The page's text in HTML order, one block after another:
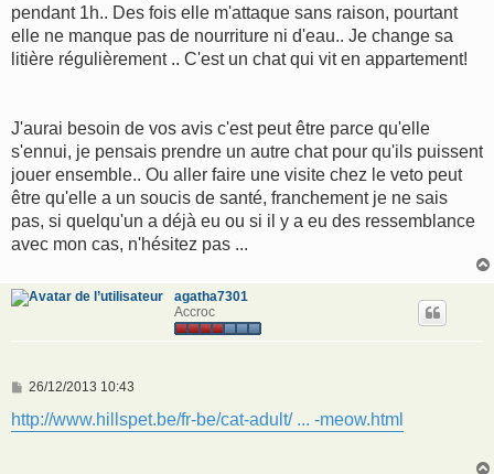
pendant 1h.. Des fois elle m'attaque sans raison, pourtant
elle ne manque pas de nourriture ni d'eau.. Je change sa
litière régulièrement .. C'est un chat qui vit en appartement!
J'aurai besoin de vos avis c'est peut être parce qu'elle
s'ennui, je pensais prendre un autre chat pour qu'ils puissent
jouer ensemble.. Ou aller faire une visite chez le veto peut
être qu'elle a un soucis de santé, franchement je ne sais
pas, si quelqu'un a déjà eu ou si il y a eu des ressemblance
avec mon cas, n'hésitez pas ...
agatha7301
Accroc
M
s
s
26/12/2013 10:43
http://www.hillspet.be/fr-be/cat-adult/ ... -meow.html